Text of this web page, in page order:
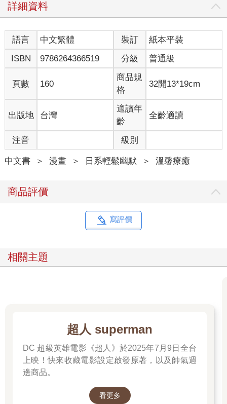
詳細資料
語言 中文繁體 裝訂
紙本平裝
ISBN
9786264366519 分級 普通級
頁數 160
商品規
格
32開13*19cm
出版地 台灣
適讀年
齡
全齡適讀
注音 級別
中文書 ＞ 漫畫 ＞ 日系輕鬆幽默 ＞ 溫馨療癒
商品評價
寫評價
相關主題
超人 superman
DC 超級英雄電影《超人》於2025年7月9日全台
上映！快來收藏電影設定啟發原著，以及帥氣週
邊商品。
看更多